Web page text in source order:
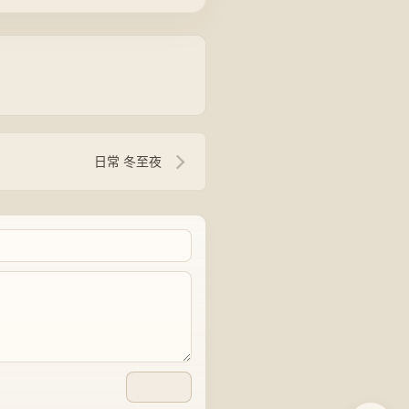
日常 冬至夜